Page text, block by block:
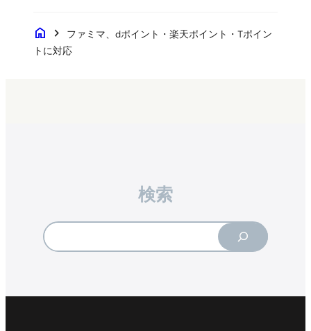
home chevron_right
ファミマ、dポイント・楽天ポイント・Tポイン
トに対応
検索